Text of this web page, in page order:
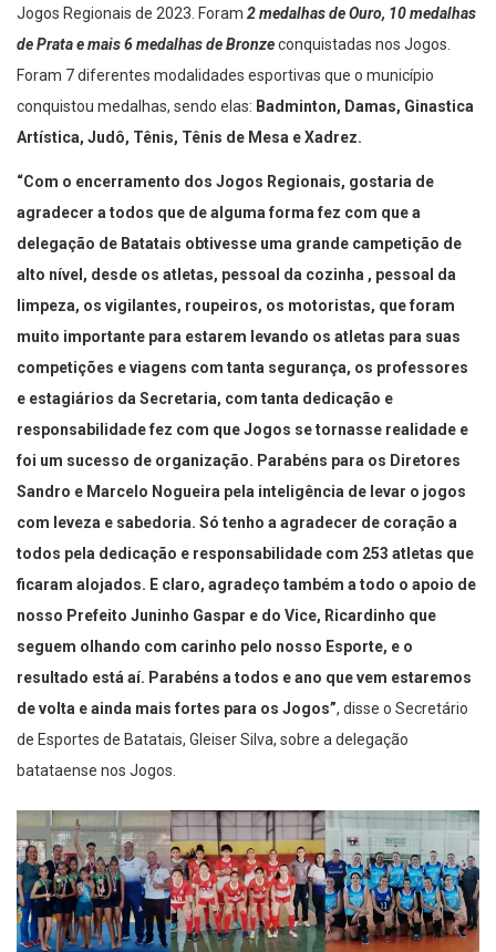
Jogos Regionais de 2023. Foram 2 medalhas de Ouro, 10 medalhas
de Prata e mais 6 medalhas de Bronzeconquistadas nos Jogos.
Foram 7 diferentes modalidades esportivas que o município
conquistou medalhas, sendo elas: Badminton, Damas, Ginastica
Artística, Judô, Tênis, Tênis de Mesa e Xadrez.
“Com o encerramento dos Jogos Regionais, gostaria de
agradecer a todos que de alguma forma fez com que a
delegação de Batatais obtivesse uma grande campetição de
alto nível, desde os atletas, pessoal da cozinha , pessoal da
limpeza, os vigilantes, roupeiros, os motoristas, que foram
muito importante para estarem levando os atletas para suas
competições e viagens com tanta segurança, os professores
e estagiários da Secretaria, com tanta dedicação e
responsabilidade fez com que Jogos se tornasse realidade e
foi um sucesso de organização. Parabéns para os Diretores
Sandro e Marcelo Nogueira pela inteligência de levar o jogos
com leveza e sabedoria. Só tenho a agradecer de coração a
todos pela dedicação e responsabilidade com 253 atletas que
ficaram alojados. E claro, agradeço também a todo o apoio de
nosso Prefeito Juninho Gaspar e do Vice, Ricardinho que
seguem olhando com carinho pelo nosso Esporte, e o
resultado está aí. Parabéns a todos e ano que vem estaremos
de volta e ainda mais fortes para os Jogos”, disse o Secretário
de Esportes de Batatais, Gleiser Silva, sobre a delegação
batataense nos Jogos.